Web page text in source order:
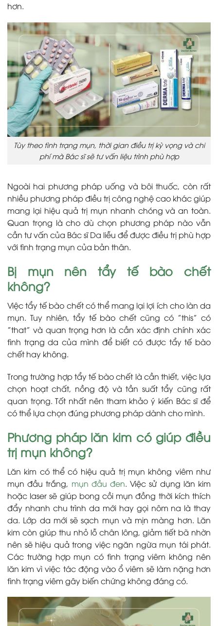
hơn.
Tùy theo tình trạng mụn, thời gian điều trị kỳ vọng và chi
phí mà Bác sĩ sẽ tư vấn liệu trình phù hợp
Ngoài hai phương pháp uống và bôi thuốc, còn rất
nhiều phương pháp điều trị công nghệ cao khác giúp
mang lại hiệu quả trị mụn nhanh chóng và an toàn.
Quan trọng là cho dù chọn phương pháp nào vẫn
cần tư vấn của Bác sĩ Da liễu để được điều trị phù hợp
với tình trạng mụn của bản thân.
Bị mụn nên tẩy tế bào chết
không?
Việc tẩy tế bào chết có thể mang lại lợi ích cho làn da
mụn. Tuy nhiên, tẩy tế bào chết cũng có ”this” có
”that” và quan trọng hơn là cần xác định chính xác
tình trạng da của mình để biết có được tẩy tế bào
chết hay không.
Trong trường hợp tẩy tế bào chết là cần thiết, việc lựa
chọn hoạt chất, nồng độ và tần suất tẩy cũng rất
quan trọng. Tốt nhất nên tham khảo ý kiến Bác sĩ để
có thể lựa chọn đúng phương pháp dành cho mình.
Phương pháp lăn kim có giúp điều
trị mụn không?
Lăn kim có thể có hiệu quả trị mụn không viêm như
mụn đầu trắng, mụn đầu đen. Việc sử dụng lăn kim
hoặc laser sẽ giúp bong cồi mụn đồng thời kích thích
đẩy nhanh chu trình da mới hay gọi nôm na là thay
da. Lớp da mới sẽ sạch mụn và mịn màng hơn. Lăn
kim còn giúp thu nhỏ lỗ chân lông, giảm tiết bã nhờn
nên sẽ hiệu quả trong việc ngăn ngừa mụn tái phát.
Các trường hợp mụn có tình trạng viêm không nên
lăn kim vì việc tác động vào ổ viêm sẽ làm nặng hơn
tình trạng viêm gây biến chứng không đáng có.